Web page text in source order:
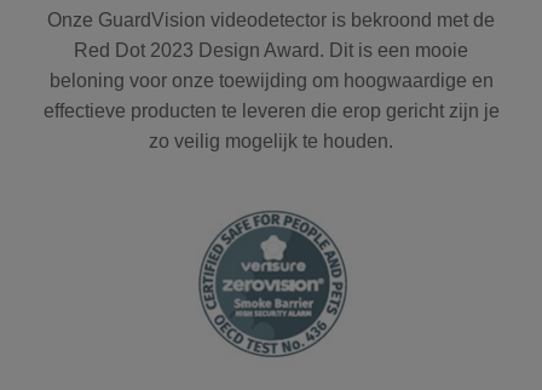
Onze GuardVision videodetector is bekroond met de
Red Dot 2023 Design Award. Dit is een mooie
beloning voor onze toewijding om hoogwaardige en
effectieve producten te leveren die erop gericht zijn je
zo veilig mogelijk te houden.